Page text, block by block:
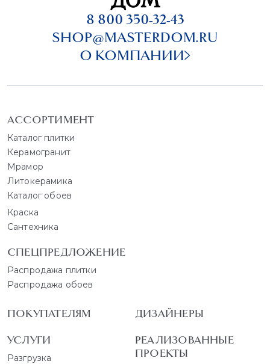
8 800 350-32-43
SHOP@MASTERDOM.RU
О КОМПАНИИ
АССОРТИМЕНТ
Каталог плитки
Керамогранит
Мрамор
Литокерамика
Каталог обоев
Краска
Сантехника
СПЕЦПРЕДЛОЖЕНИЕ
Распродажа плитки
Распродажа обоев
ПОКУПАТЕЛЯМ
УСЛУГИ
Разгрузка
ДИЗАЙНЕРЫ
РЕАЛИЗОВАННЫЕ
ПРОЕКТЫ